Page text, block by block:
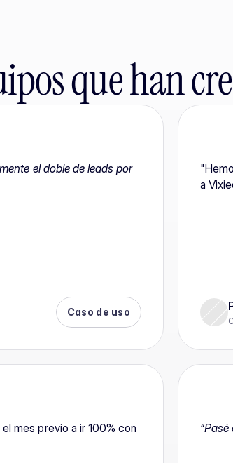
que han
el doble de leads por
Caso de uso
a
mes previo a ir 100% con